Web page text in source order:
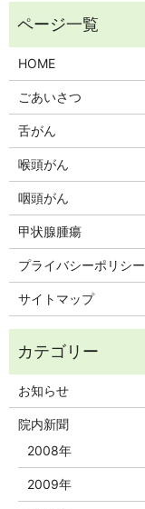
HOME
ごあいさつ
舌がん
喉頭がん
咽頭がん
甲状腺腫瘍
プライバシーポリシー
サイトマップ
お知らせ
院内新聞
2008年
2009年